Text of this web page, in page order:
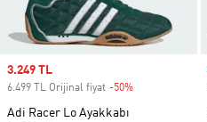
Sale price
3.249 TL
6.499 TL Orijinal fiyat -50%
Adi Racer Lo Ayakkabı